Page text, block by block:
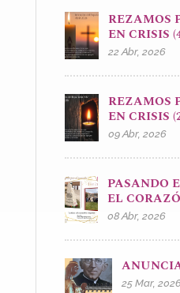
REZAMOS
EN CRISIS
22 Abr, 2026
REZAMOS
EN CRISIS
09 Abr, 2026
PASANDO
EL
08 Abr, 2026
25 Mar,